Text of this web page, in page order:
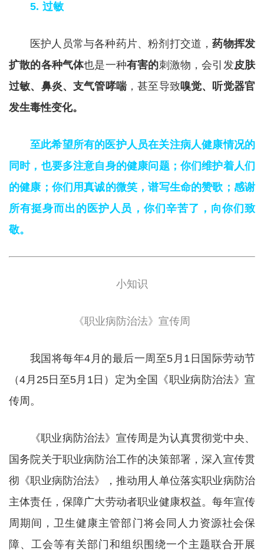
5. 过敏
医护人员常与各种药片、粉剂打交道，药物挥发
扩散的各种气体也是一种有害的刺激物，会引发皮肤
过敏、鼻炎、支气管哮喘，甚至导致嗅觉、听觉器官
发生毒性变化。
至此希望所有的医护人员在关注病人健康情况的
同时，也要多注意自身的健康问题；你们维护着人们
的健康；你们用真诚的微笑，谱写生命的赞歌；感谢
所有挺身而出的医护人员，你们辛苦了，向你们致
敬。
小知识
《职业病防治法》宣传周
我国将每年4月的最后一周至5月1日国际劳动节
（4月25日至5月1日）定为全国《职业病防治法》宣
传周。
《职业病防治法》宣传周是为认真贯彻党中央、
国务院关于职业病防治工作的决策部署，深入宣传贯
彻《职业病防治法》，推动用人单位落实职业病防治
主体责任，保障广大劳动者职业健康权益。每年宣传
周期间，卫生健康主管部门将会同人力资源社会保
障、工会等有关部门和组织围绕一个主题联合开展